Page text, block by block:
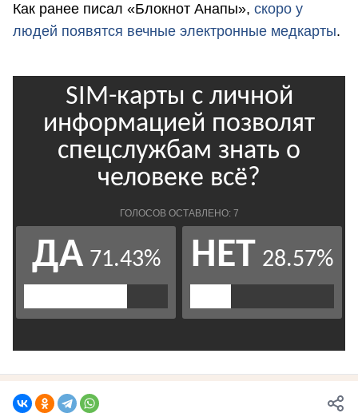
Как ранее писал «Блокнот Анапы», скоро у
людей появятся вечные электронные медкарты.